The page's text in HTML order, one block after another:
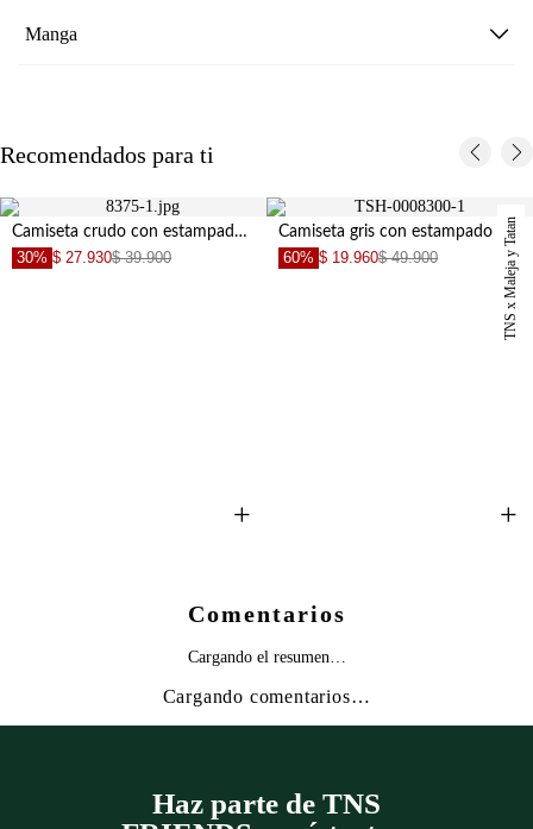
Manga
Recomendados para ti
+
Camiseta crudo con estampado de tigre para niña
30% $ 27.930$ 39.900 TNS x Maleja y Tatan
+
Camiseta gris con estampado de moto para niña
60% $ 19.960$ 49.900
Comentarios
Cargando el resumen…
Cargando comentarios…
Haz parte de TNS